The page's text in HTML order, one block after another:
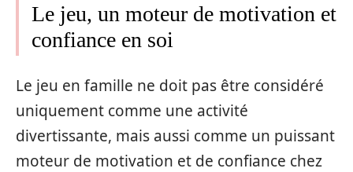
Le jeu, un moteur de motivation et
confiance en soi
Le jeu en famille ne doit pas être considéré
uniquement comme une activité
divertissante, mais aussi comme un puissant
moteur de motivation et de confiance chez